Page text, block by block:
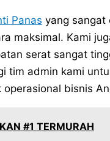
Panas yang sangat
maksimal. Kami
serat sangat
tim admin kami
bisnis
#1 TERMURAH